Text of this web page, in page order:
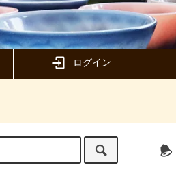
ログイン